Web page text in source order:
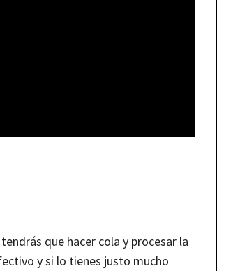
que hacer cola y procesar la
y si lo tienes justo mucho